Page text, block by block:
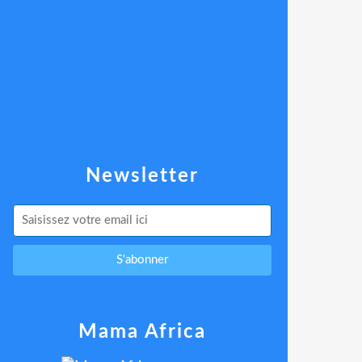
Newsletter
Mama Africa